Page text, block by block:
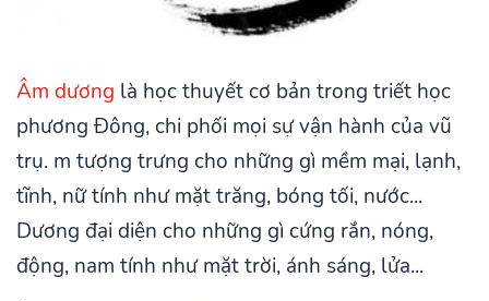
Âm dương là học thuyết cơ bản trong triết học
phương Đông, chi phối mọi sự vận hành của vũ
trụ. m tượng trưng cho những gì mềm mại, lạnh,
tĩnh, nữ tính như mặt trăng, bóng tối, nước...
Dương đại diện cho những gì cứng rắn, nóng,
động, nam tính như mặt trời, ánh sáng, lửa...